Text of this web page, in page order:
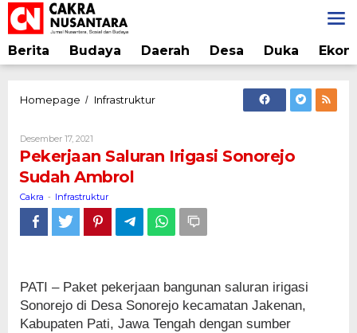
Lewati
ke
konten
Berita Budaya Daerah Desa Duka
Homepage / InfrastrukturPekerjaan
Sonorejo
Sudah
Desember 17, 2021
Cakra
Pekerjaan Saluran Irigasi Sonorejo
Sudah Ambrol
Cakra - Infrastruktur
PATI – Paket pekerjaan bangunan saluran irigasi
Sonorejo di Desa Sonorejo kecamatan Jakenan,
Kabupaten Pati, Jawa Tengah dengan sumber